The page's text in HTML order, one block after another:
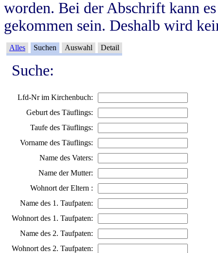
worden. Bei der Abschrift kann
gekommen sein. Deshalb wird
Alles Suchen Auswahl Detail
Suche:
Lfd-Nr im Kirchenbuch:
Geburt des Täuflings:
Taufe des Täuflings:
Vorname des Täuflings:
Name des Vaters:
Name der Mutter:
Wohnort der Eltern :
Name des 1. Taufpaten:
Wohnort des 1. Taufpaten:
Name des 2. Taufpaten:
Wohnort des 2. Taufpaten: